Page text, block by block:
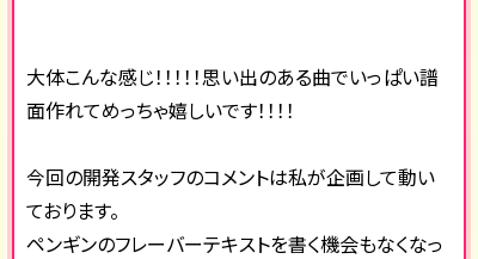
大体こんな感じ！！！！！思い出のある曲でいっぱい譜
面作れてめっちゃ嬉しいです！！！！
今回の開発スタッフのコメントは私が企画して動い
ております。
ペンギンのフレーバーテキストを書く機会もなくなっ